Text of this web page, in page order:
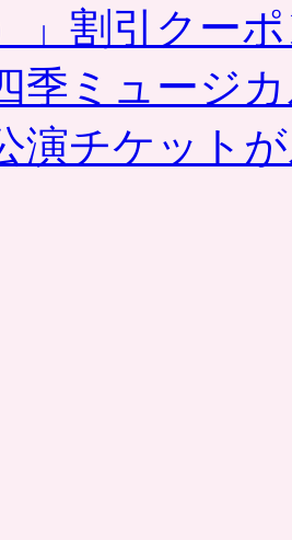
」割引クー
季ミュージ
演チケット